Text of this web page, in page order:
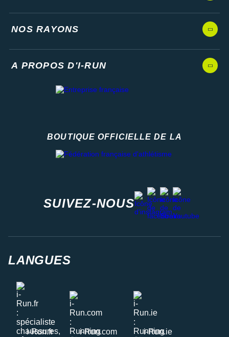
NOS RAYONS
A PROPOS D'I-RUN
BOUTIQUE OFFICIELLE DE LA
SUIVEZ-NOUS
instagram
facebook
stravayoutube
LANGUES
i-Run.fr i-Run.com i-Run.ie